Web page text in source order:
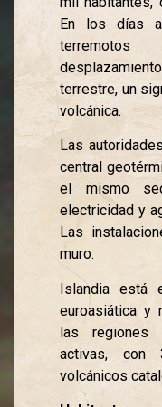
En los días
terrestre, un
volcánica.
Las
central
el mismo
electricidad y
Las
muro.
Islandia está
euroasiática y
las regiones
activas, con
volcánicos